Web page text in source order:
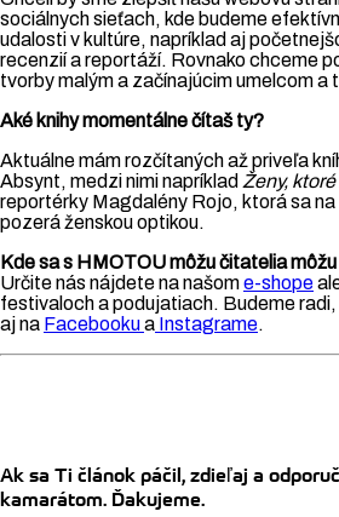
sociálnych sieťach, kde budeme
udalosti v kultúre, napríklad aj
recenzií a reportáží. Rovnako chceme
tvorby malým a začínajúcim umelcom a
Aké knihy momentálne čítaš ty?
Aktuálne mám rozčítaných až priveľa
Absynt, medzi nimi napríklad Ženy,
reportérky Magdalény Rojo, ktorá sa
pozerá ženskou optikou.
Kde sa s HMOTOU môžu čitatelia
Určite nás nájdete na našome-shope
festivaloch a podujatiach. Budeme
aj na Facebookua Instagrame.
Ak sa Ti článok páčil, zdieľaj a
kamarátom. Ďakujeme.